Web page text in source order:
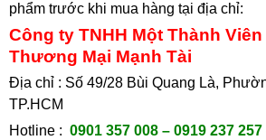
phẩm trước khi mua hàng tại địa chỉ:
Công ty TNHH Một Thành
Thương Mại Mạnh Tài
Địa chỉ : Số 49/28 Bùi Quang Là,
TP.HCM
Hotline : 0901 357 008 – 0919 237